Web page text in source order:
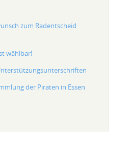
zum Radentscheid
wählbar!
der Piraten in Essen